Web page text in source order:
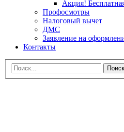
Акция!
Профосмотры
Налоговый вычет
ДМС
Заявление на
Контакты